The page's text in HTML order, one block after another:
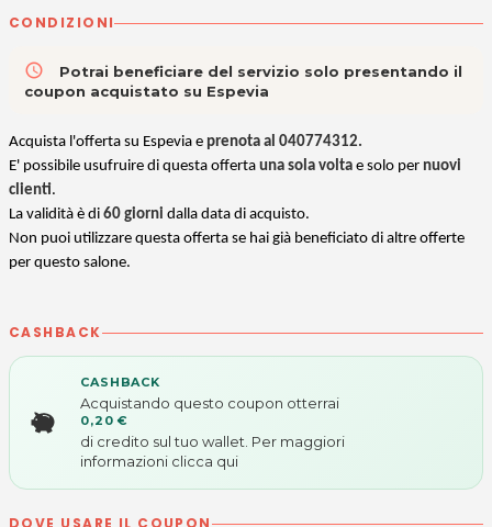
CONDIZIONI
access_time
Potrai beneficiare del servizio solo presentando il
coupon acquistato su Espevia
Acquista l'offerta su Espevia e prenota al 040774312.
E' possibile usufruire di questa offerta una sola volta e solo per nuovi
clienti.
La validità è di 60 giorni dalla data di acquisto.
Non puoi utilizzare questa offerta se hai già beneficiato di altre offerte
per questo salone.
CASHBACK
CASHBACK
Acquistando questo coupon otterrai
0,20 €
di credito sul tuo wallet. Per maggiori
informazioni clicca qui